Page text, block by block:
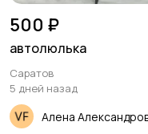
500 ₽
автолюлька
Саратов
5 дней назад